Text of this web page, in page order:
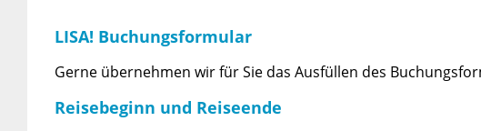
LISA! Buchungsformular
Gerne übernehmen wir für Sie das Ausfüllen des
Reisebeginn und Reiseende